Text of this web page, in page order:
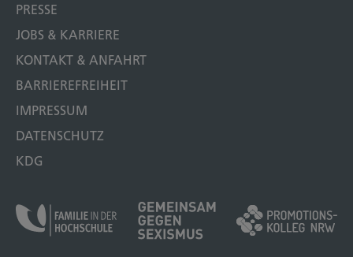
PRESSE
JOBS & KARRIERE
KONTAKT & ANFAHRT
BARRIEREFREIHEIT
IMPRESSUM
DATENSCHUTZ
KDG